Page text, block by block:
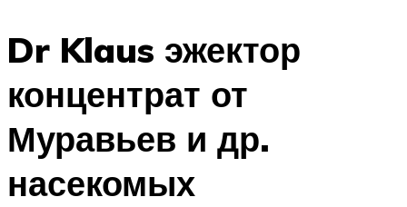
Dr Klaus эжектор
концентрат от
Муравьев и др.
насекомых